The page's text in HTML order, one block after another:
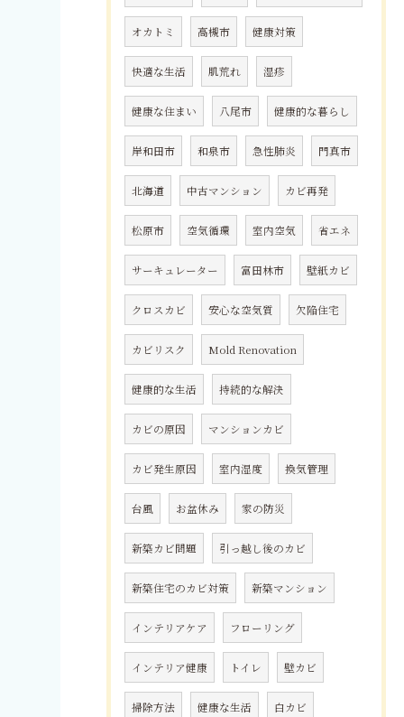
オカトミ 高槻市 健康対策
快適な生活 肌荒れ 湿疹
健康な住まい 八尾市 健康的な暮らし
岸和田市 和泉市 急性肺炎 門真市
北海道 中古マンション カビ再発
松原市 空気循環 室内空気 省エネ
サーキュレーター 富田林市 壁紙カビ
クロスカビ 安心な空気質 欠陥住宅
カビリスク Mold Renovation
健康的な生活 持続的な解決
カビの原因 マンションカビ
カビ発生原因 室内湿度 換気管理
台風 お盆休み 家の防災
新築カビ問題 引っ越し後のカビ
新築住宅のカビ対策 新築マンション
インテリアケア フローリング
インテリア健康 トイレ 壁カビ
掃除方法 健康な生活 白カビ